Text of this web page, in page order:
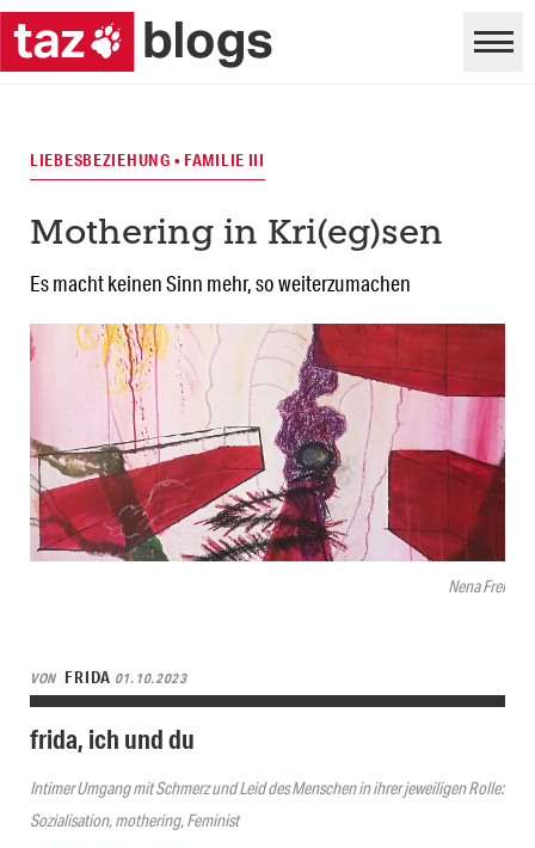
Nena Frei
LIEBESBEZIEHUNG • FAMILIE III
Mothering in Kri(eg)sen
Es macht keinen Sinn mehr, so weiterzumachen
VON FRIDA 01.10.2023
frida, ich und du
Intimer Umgang mit Schmerz und Leid des Menschen in ihrer jeweiligen Rolle:
Sozialisation, mothering, Feminist